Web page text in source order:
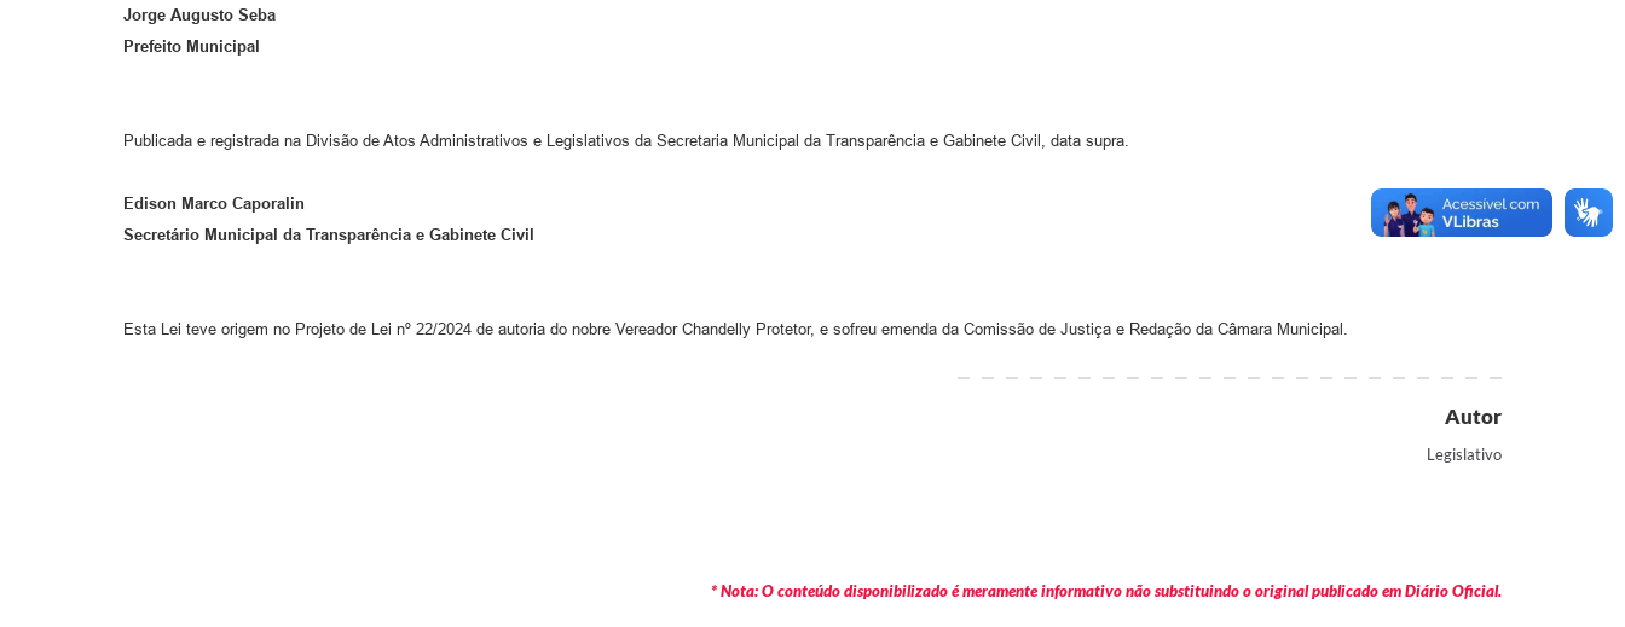
Jorge Augusto Seba
Prefeito Municipal
Publicada e registrada na Divisão de Atos Administrativos e Legislativos da Secretaria Municipal da Transparência e Gabinete Civil, data supra.
Edison Marco Caporalin
Secretário Municipal da Transparência e Gabinete Civil
Esta Lei teve origem no Projeto de Lei nº 22/2024 de autoria do nobre Vereador Chandelly Protetor, e sofreu emenda da Comissão de Justiça e Redação da Câmara Municipal.
Autor
Legislativo
* Nota: O conteúdo disponibilizado é meramente informativo não substituindo o original publicado em Diário Oficial.